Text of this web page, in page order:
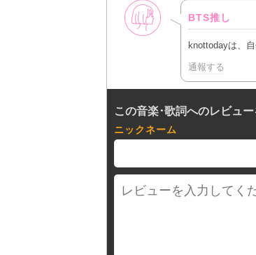
女性
BTS推し
knottodayは、
通報する
この音楽･歌詞へのレビュ
ニックネーム